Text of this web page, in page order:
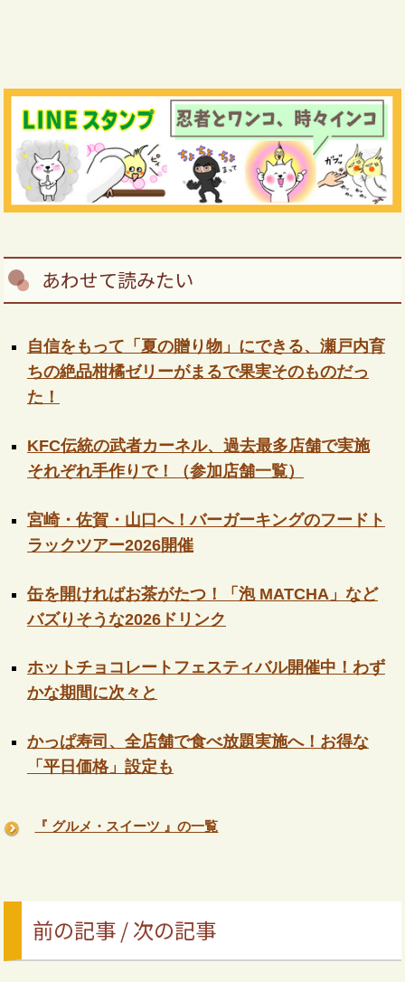
あわせて読みたい
自信をもって「夏の贈り物」にできる、瀬戸内育
ちの絶品柑橘ゼリーがまるで果実そのものだっ
た！
KFC伝統の武者カーネル、過去最多店舗で実施
それぞれ手作りで！（参加店舗一覧）
宮崎・佐賀・山口へ！バーガーキングのフードト
ラックツアー2026開催
缶を開ければお茶がたつ！「泡 MATCHA」など
バズりそうな2026ドリンク
ホットチョコレートフェスティバル開催中！わず
かな期間に次々と
かっぱ寿司、全店舗で食べ放題実施へ！お得な
「平日価格」設定も
『 グルメ・スイーツ 』の一覧
前の記事 / 次の記事